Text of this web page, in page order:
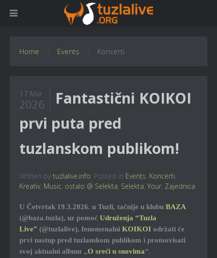
Home Events Koncerti
17 Mar
2026
Fantastični KOIKOI
prvi puta pred
tuzlanskom publikom!
Written by tuzlalive.info. Posted in Events, Koncerti,
Kreativ, Music, ostalo @ Selekta, Selekta, Your, Zajednica
U Četvrtak 19.3.2026. u Tuzli, tačnije u klubu BAZA
(@baza.tuzla), uz pomoć Udruženja “Tuzla
Live” (@tuzlalive), fenomenalni KOIKOI održati će
prvi nastup pred tuzlanskom publikom i promovisati
svoj aktualni album „O sreći u snovima“.